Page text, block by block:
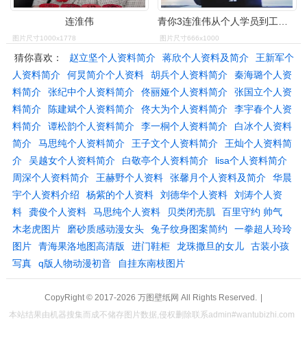
连淮伟
图片尺寸1000x1778 图片尺寸666x1000
猜你喜欢： 赵立坚个人资料简介 蒋欣个人资料及简介
王新军个
人资料简介
何炅简介个人资料 胡兵个人资料简介
秦海璐个人资
料简介
张纪中个人资料简介 佟丽娅个人资料简介
张国立个人资
料简介
陈建斌个人资料简介 佟大为个人资料简介
李宇春个人资
料简介
谭松韵个人资料简介 李一桐个人资料简介
白冰个人资料
简介
马思纯个人资料简介 王子文个人资料简介
王灿个人资料简
介
吴越女个人资料简介 白敬亭个人资料简介
lisa个人资料简介
周深个人资料简介
王赫野个人资料 张馨月个人资料及简介
华晨
宇个人资料介绍
杨紫的个人资料 刘德华个人资料
刘涛个人资
料
龚俊个人资料 马思纯个人资料 贝类闭壳肌
百里守约 帅气
木老虎图片
磨砂质感动漫女头 兔子纹身图案简约
一拳超人玲玲
图片
青海果洛地图高清版 进门鞋柜 龙珠撒旦的女儿
古装小孩
写真
q版人物动漫初音 自挂东南枝图片
CopyRight © 2017-2026 万图壁纸网 All Rights Reserved.
|
本站结果由机器搜集而成不储存图片数据,侵权删除联系admin#wantubizhi.com